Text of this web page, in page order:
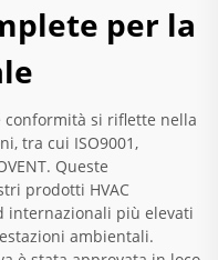
per la
conformità si riflette nella
tra cui ISO9001,
Queste
prodotti HVAC
internazionali più elevati
ambientali.